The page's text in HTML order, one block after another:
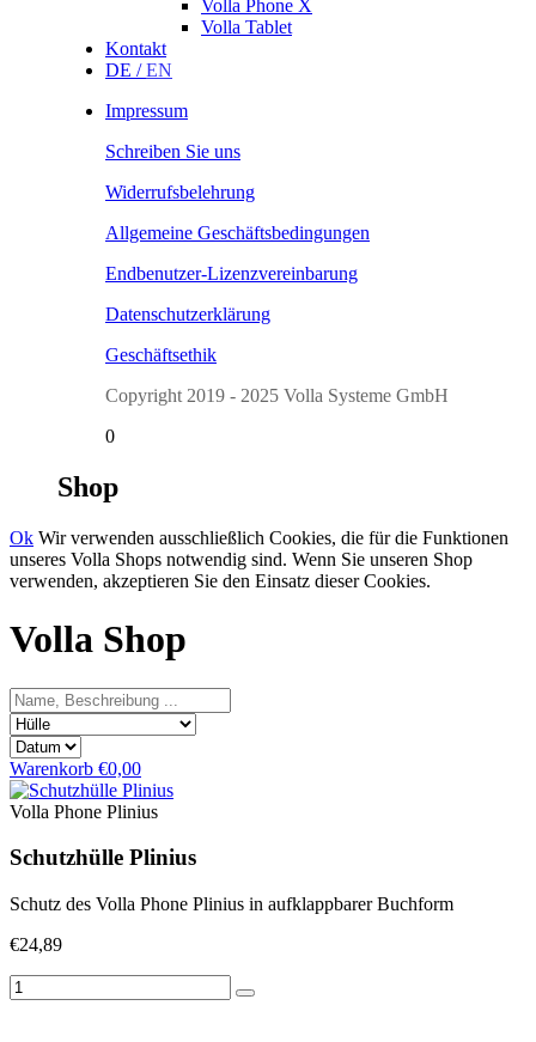
Volla Phone X
Volla Tablet
Kontakt
DE /EN
Impressum
Schreiben Sie uns
Widerrufsbelehrung
Allgemeine Geschäftsbedingungen
Endbenutzer-Lizenzvereinbarung
Datenschutzerklärung
Geschäftsethik
Copyright 2019 - 2025 Volla Systeme GmbH
0
Shop
Ok Wir verwenden ausschließlich Cookies, die für die Funktionen
unseres Volla Shops notwendig sind. Wenn Sie unseren Shop
verwenden, akzeptieren Sie den Einsatz dieser Cookies.
Volla Shop
Warenkorb €0,00
Volla Phone Plinius
Schutzhülle Plinius
Schutz des Volla Phone Plinius in aufklappbarer Buchform
€24,89